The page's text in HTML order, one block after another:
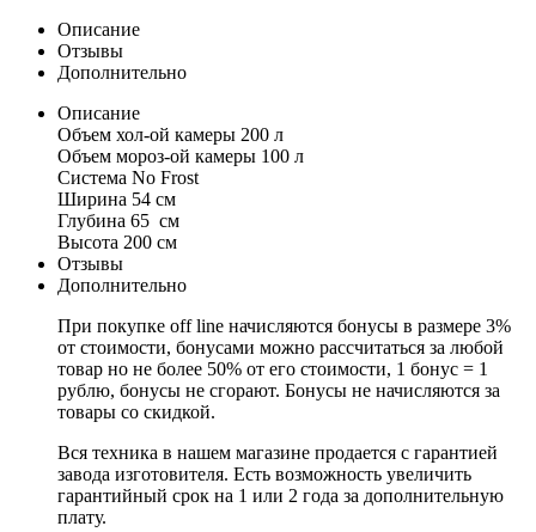
Описание
Отзывы
Дополнительно
Описание
Объем хол-ой камеры 200 л
Объем мороз-ой камеры 100 л
Система No Frost
Ширина 54 см
Глубина 65 см
Высота 200 см
Отзывы
Дополнительно
При покупке off line начисляются бонусы в размере 3%
от стоимости, бонусами можно рассчитаться за любой
товар но не более 50% от его стоимости, 1 бонус = 1
рублю, бонусы не сгорают. Бонусы не начисляются за
товары со скидкой.
Вся техника в нашем магазине продается с гарантией
завода изготовителя. Есть возможность увеличить
гарантийный срок на 1 или 2 года за дополнительную
плату.